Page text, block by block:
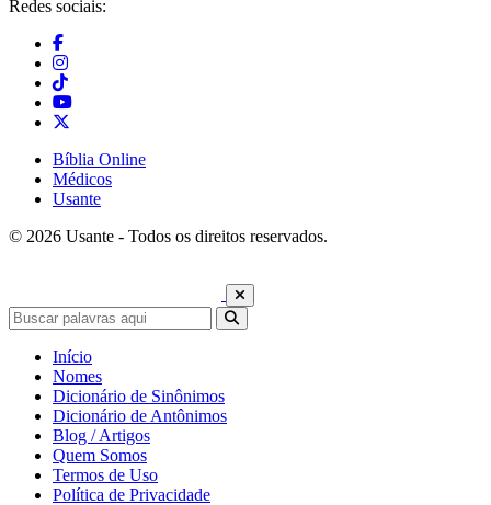
Redes sociais:
Bíblia Online
Médicos
Usante
© 2026 Usante - Todos os direitos reservados.
Início
Nomes
Dicionário de Sinônimos
Dicionário de Antônimos
Blog / Artigos
Quem Somos
Termos de Uso
Política de Privacidade